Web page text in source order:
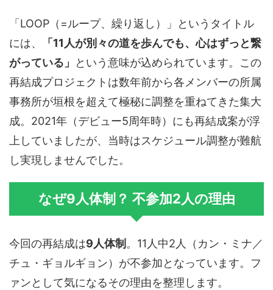
「LOOP（=ループ、繰り返し）」というタイトル
には、
「11人が別々の道を歩んでも、心はずっと繋
がっている」
という意味が込められています。この
再結成プロジェクトは数年前から各メンバーの所属
事務所が垣根を超えて極秘に調整を重ねてきた集大
成。2021年（デビュー5周年時）にも再結成案が浮
上していましたが、当時はスケジュール調整が難航
し実現しませんでした。
なぜ9人体制？ 不参加2人の理由
今回の再結成は9人体制 。11人中2人（カン・ミナ／
チュ・ギョルギョン）が不参加となっています。フ
ァンとして気になるその理由を整理します。